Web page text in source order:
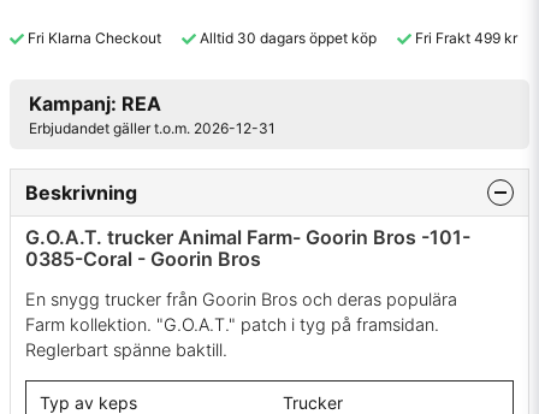
Fri Klarna Checkout Alltid 30 dagars öppet köp Fri Frakt 499 kr
Kampanj: REA
Erbjudandet gäller t.o.m. 2026-12-31
Beskrivning
G.O.A.T. trucker Animal Farm- Goorin Bros -101-
0385-Coral - Goorin Bros
En snygg trucker från Goorin Bros och deras populära
Farm kollektion. "G.O.A.T." patch i tyg på framsidan.
Reglerbart spänne baktill.
Typ av keps Trucker